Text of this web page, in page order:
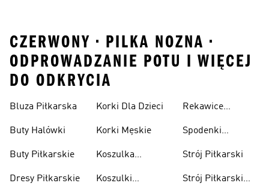
CZERWONY • PILKA NOZNA •
ODPROWADZANIE POTU I WIĘCEJ
DO ODKRYCIA
Bluza Piłkarska
Buty Halówki
Buty Piłkarskie
Dresy Piłkarskie
Korki Dla Dzieci
Korki Męskie
Koszulka
Koszulki
Rekawice
Spodenki
Strój Piłkarski
Strój Piłkarski